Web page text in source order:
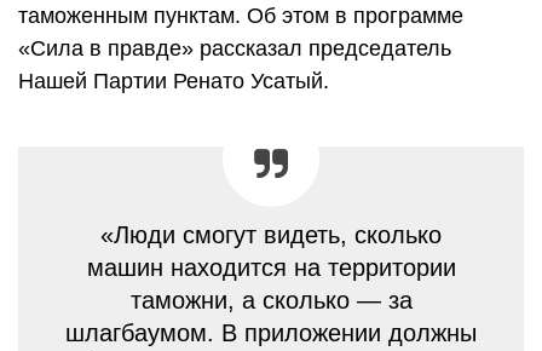
таможенным пунктам. Об этом в программе
«Сила в правде» рассказал председатель
Нашей Партии Ренато Усатый.
«Люди смогут видеть, сколько
машин находится на территории
таможни, а сколько — за
шлагбаумом. В приложении должны